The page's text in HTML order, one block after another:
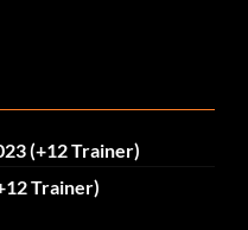
(+12 Trainer)
Trainer)